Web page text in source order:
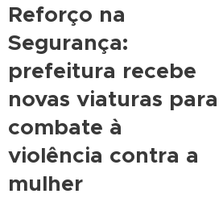
Reforço na
Segurança:
prefeitura recebe
novas viaturas para
combate à
violência contra a
mulher